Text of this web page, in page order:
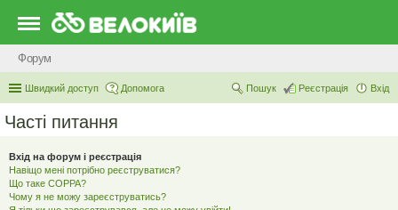
Форум
Швидкий доступ Допомога Вхід
Реєстрація
Пошук
Часті питання
Вхід на форум і реєстрація
Навіщо мені потрібно реєструватися?
Що таке COPPA?
Чому я не можу зареєструватись?